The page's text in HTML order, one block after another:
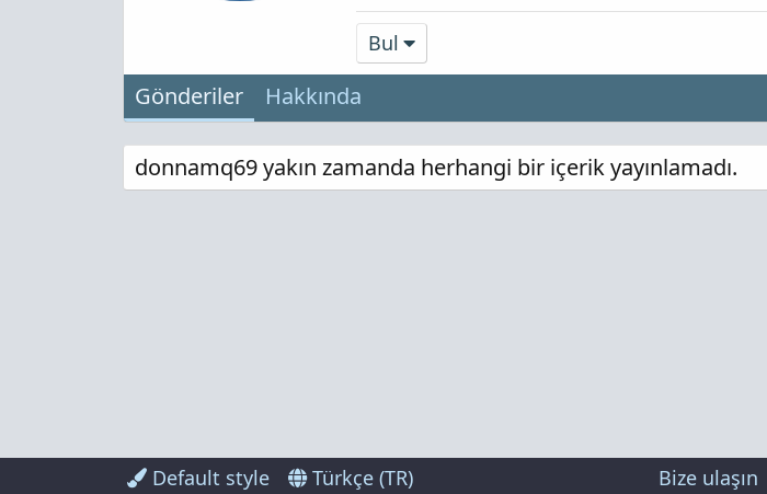
Bul
Gönderiler Hakkında
donnamq69 yakın zamanda herhangi bir içerik yayınlamadı.
Default style Türkçe (TR) Bize ulaşın